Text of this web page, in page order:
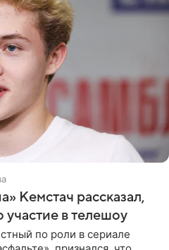
Кемстач рассказал,
участие в телешоу
по роли в сериале